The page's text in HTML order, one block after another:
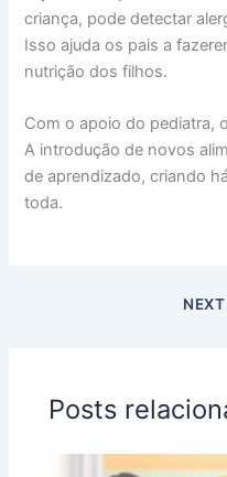
criança, pode detectar
Isso ajuda os pais a
nutrição dos filhos.
Com o apoio do pediatra,
A introdução de novos
de aprendizado, criando
toda.
NEXT
Posts